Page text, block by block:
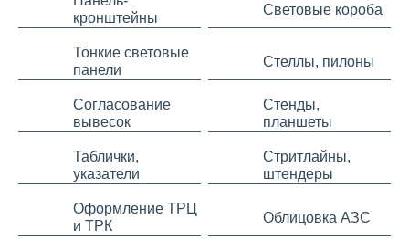
кронштейны
Световые короба
Тонкие световые
панели
Стеллы, пилоны
Согласование
вывесок
Стенды,
планшеты
Таблички,
указатели
Стритлайны,
штендеры
Оформление ТРЦ
и ТРК
Облицовка АЗС